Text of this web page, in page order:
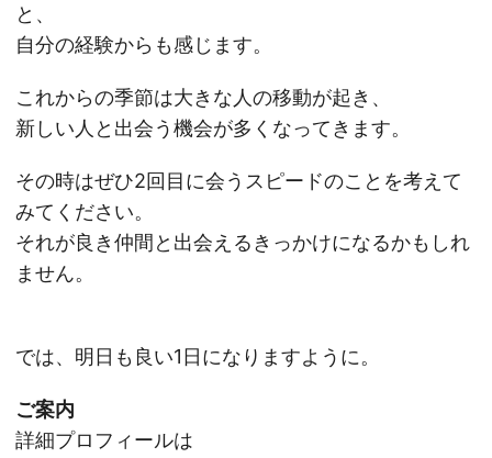
と、
自分の経験からも感じます。
これからの季節は大きな人の移動が起き、
新しい人と出会う機会が多くなってきます。
その時はぜひ2回目に会うスピードのことを考えて
みてください。
それが良き仲間と出会えるきっかけになるかもしれ
ません。
では、明日も良い1日になりますように。
ご案内
詳細プロフィールは